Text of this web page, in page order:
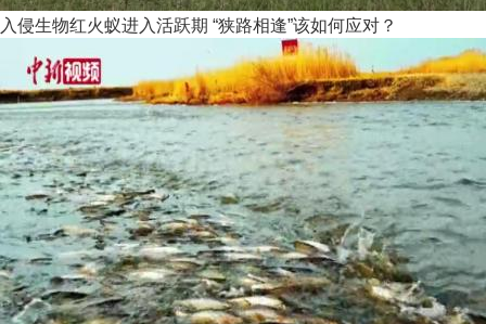
入侵生物红火蚁进入活跃期 “狭路相逢”该如何应对？